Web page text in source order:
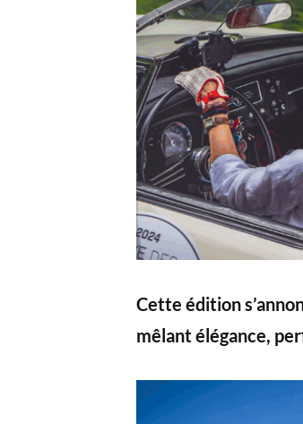
Cette édition
mêlant élégance,